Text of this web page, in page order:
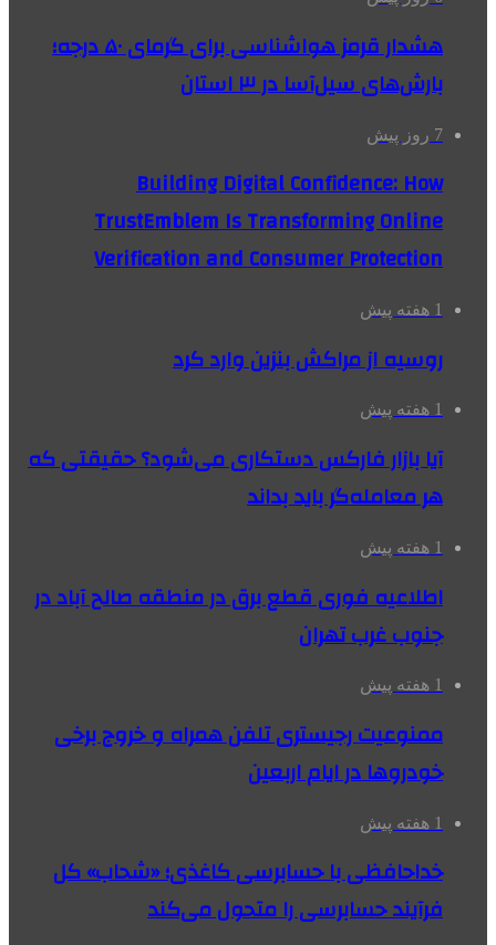
هشدار قرمز هواشناسی برای گرمای ۵۰ درجه؛
بارش‌های سیل‌آسا در ۳ استان
7 روز پیش
Building Digital Confidence: How
TrustEmblem Is Transforming Online
Verification and Consumer Protection
1 هفته پیش
روسیه از مراکش بنزین وارد کرد
1 هفته پیش
آیا بازار فارکس دستکاری می‌شود؟ حقیقتی که
هر معامله‌گر باید بداند
1 هفته پیش
اطلاعیه فوری قطع برق در منطقه صالح آباد در
جنوب غرب تهران
1 هفته پیش
ممنوعیت رجیستری تلفن همراه و خروج برخی
خودروها در ایام اربعین
1 هفته پیش
خداحافظی با حسابرسی کاغذی؛ «شحاب» کل
فرآیند حسابرسی را متحول می‌کند